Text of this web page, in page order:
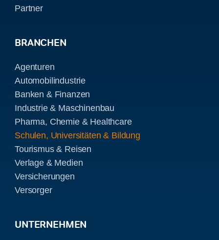
Partner
BRANCHEN
Agenturen
Automobilindustrie
Banken & Finanzen
Industrie & Maschinenbau
Pharma, Chemie & Healthcare
Schulen, Universitäten & Bildung
Tourismus & Reisen
Verlage & Medien
Versicherungen
Versorger
UNTERNEHMEN